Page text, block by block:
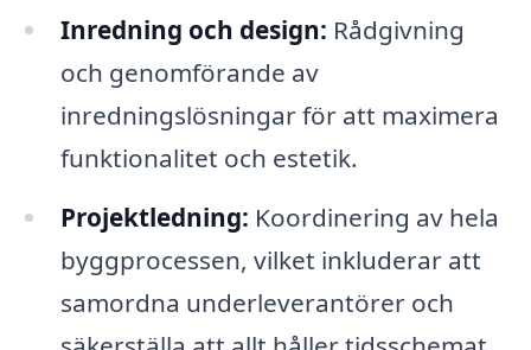
Inredning och design: Rådgivning
och genomförande av
inredningslösningar för att maximera
funktionalitet och estetik.
Projektledning: Koordinering av hela
byggprocessen, vilket inkluderar att
samordna underleverantörer och